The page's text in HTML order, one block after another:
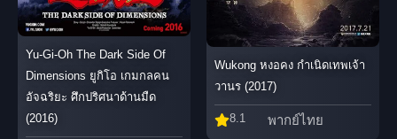
Yu-Gi-Oh The Dark Side Of
Dimensions ยูกิโอ เกมกลคน
อัจฉริยะ ศึกปริศนาด้านมืด
(2016)
Wukong หงอคง กำเนิดเทพเจ้า
วานร (2017)
8.1 พากย์ไทย